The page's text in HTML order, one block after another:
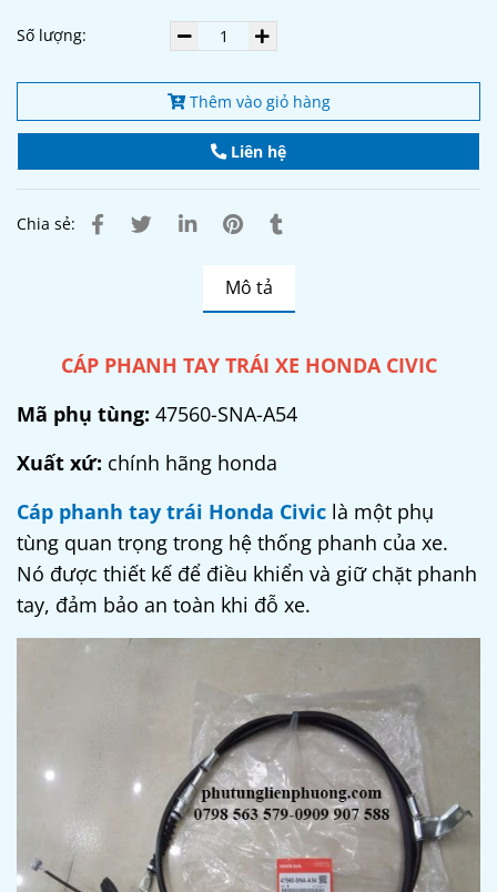
Số lượng:
Thêm vào giỏ hàng
Liên hệ
Chia sẻ:
Mô tả
CÁP PHANH TAY TRÁI XE HONDA CIVIC
Mã phụ tùng: 47560-SNA-A54
Xuất xứ: chính hãng honda
Cáp phanh tay trái Honda Civic là một phụ
tùng quan trọng trong hệ thống phanh của xe.
Nó được thiết kế để điều khiển và giữ chặt phanh
tay, đảm bảo an toàn khi đỗ xe.